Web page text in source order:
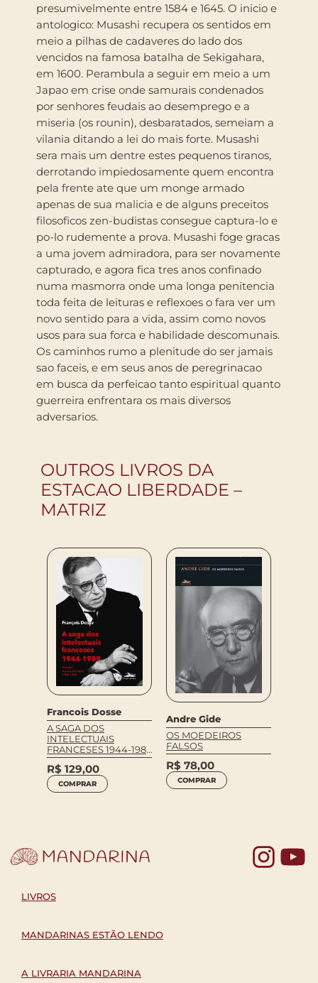
presumivelmente entre 1584 e 1645. O inicio e
antologico: Musashi recupera os sentidos em
meio a pilhas de cadaveres do lado dos
vencidos na famosa batalha de Sekigahara,
em 1600. Perambula a seguir em meio a um
Japao em crise onde samurais condenados
por senhores feudais ao desemprego e a
miseria (os rounin), desbaratados, semeiam a
vilania ditando a lei do mais forte. Musashi
sera mais um dentre estes pequenos tiranos,
derrotando impiedosamente quem encontra
pela frente ate que um monge armado
apenas de sua malicia e de alguns preceitos
filosoficos zen-budistas consegue captura-lo e
po-lo rudemente a prova. Musashi foge gracas
a uma jovem admiradora, para ser novamente
capturado, e agora fica tres anos confinado
numa masmorra onde uma longa penitencia
toda feita de leituras e reflexoes o fara ver um
novo sentido para a vida, assim como novos
usos para sua forca e habilidade descomunais.
Os caminhos rumo a plenitude do ser jamais
sao faceis, e em seus anos de peregrinacao
em busca da perfeicao tanto espiritual quanto
guerreira enfrentara os mais diversos
adversarios.
OUTROS LIVROS DA
ESTACAO LIBERDADE –
MATRIZ
Francois Dosse
A SAGA DOS
INTELECTUAIS
FRANCESES 1944-1989
VOLUME I
R$ 129,00
COMPRAR
Andre Gide
OS MOEDEIROS
FALSOS
R$ 78,00
COMPRAR
LIVROS
MANDARINAS ESTÃO LENDO
A LIVRARIA MANDARINA